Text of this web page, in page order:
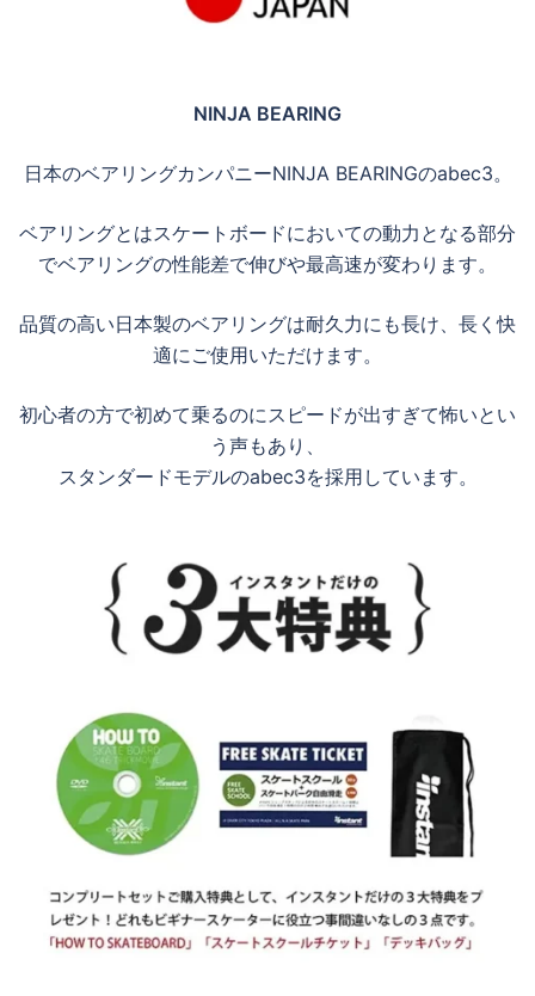
NINJA BEARING
日本のベアリングカンパニーNINJA BEARINGのabec3。
ベアリングとはスケートボードにおいての動力となる部分
でベアリングの性能差で伸びや最高速が変わります。
品質の高い日本製のベアリングは耐久力にも長け、長く快
適にご使用いただけます。
初心者の方で初めて乗るのにスピードが出すぎて怖いとい
う声もあり、
スタンダードモデルのabec3を採用しています。